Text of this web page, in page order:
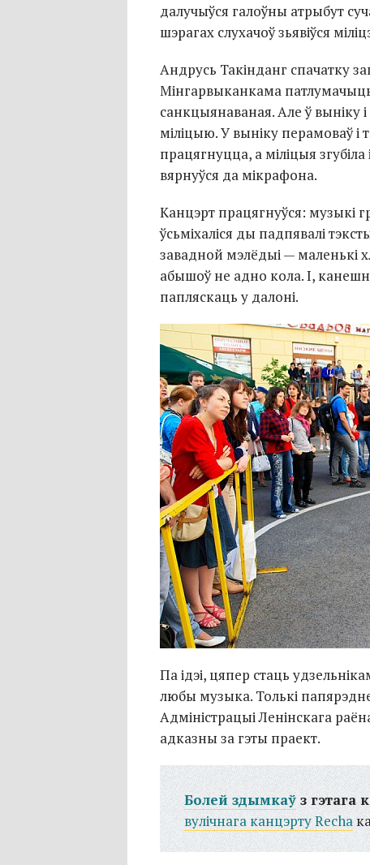
далучыўся галоўны атрыбут
шэрагах слухачоў зьявіўся
Андрусь Такінданг спачатку
Мінгарвыканкама
санкцыянаваная. Але ў выніку
міліцыю. У выніку перамоваў і
працягнуцца, а міліцыя
вярнуўся да мікрафона.
Канцэрт працягнуўся: музыкі
ўсьміхаліся ды падпявалі
завадной мэлёдыі — маленькі
абышоў не адно кола. І,
папляскаць у далоні.
Па ідэі, цяпер стаць
любы музыка. Толькі
Адміністрацыі Ленінскага
адказны за гэты праект.
Болей здымкаўз гэтага
вулічнага канцэрту Recha